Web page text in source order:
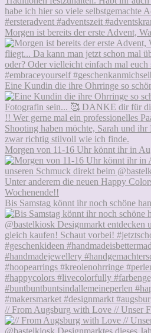
Morgen ist bereits der erste Advent,
Eine Kundin die ihre Ohrringe so
Morgen von 11-16 Uhr könnt ihr in
Bis Samstag könnt ihr noch schöne
// From Augsburg with Love // Unser